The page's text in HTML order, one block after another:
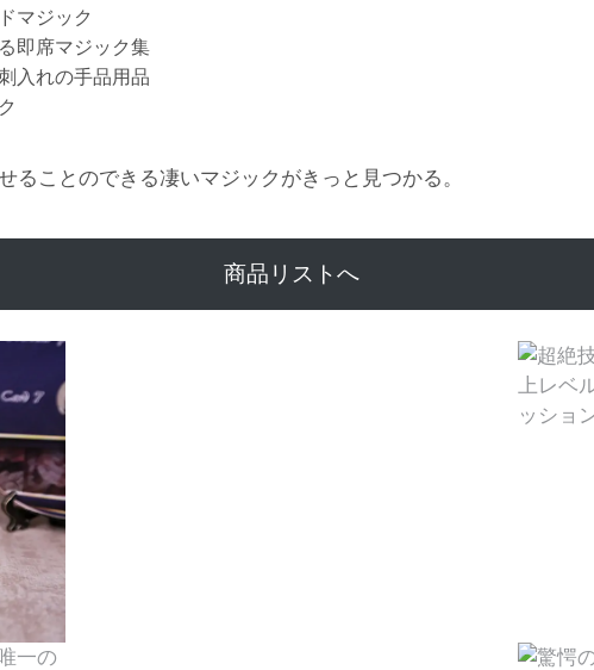
マジック
即席マジック集
入れの手品用品
ることのできる凄いマジックがきっと見つかる。
商品リストへ